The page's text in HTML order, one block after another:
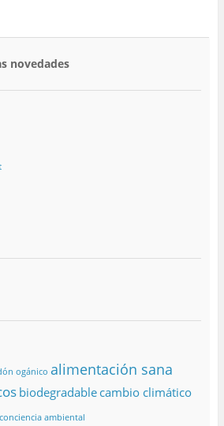
novedades
ogánico alimentación sana
biodegradable cambio climático
conciencia ambiental